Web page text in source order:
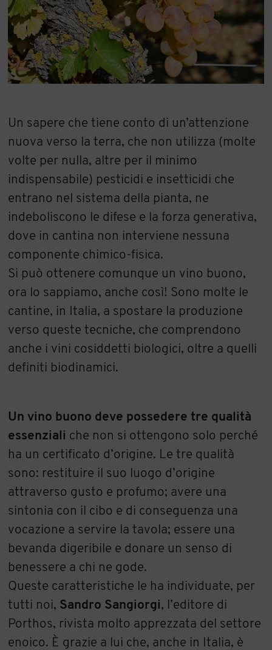
Un sapere che tiene conto di un’attenzione
nuova verso la terra, che non utilizza (molte
volte per nulla, altre per il minimo
indispensabile) pesticidi e insetticidi che
entrano nel sistema della pianta, ne
indeboliscono le difese e la forza generativa,
dove in cantina non interviene nessuna
componente chimico-fisica.
Si può ottenere comunque un vino buono,
ora lo sappiamo, anche così! Sono molte le
cantine, in Italia, a spostare la produzione
verso queste tecniche, che comprendono
anche i vini cosiddetti biologici, oltre a quelli
definiti biodinamici.
Un vino buono deve possedere tre qualità
essenziali che non si ottengono solo perché
ha un certificato d’origine. Le tre qualità
sono: restituire il suo luogo d’origine
attraverso gusto e profumo; avere una
sintonia con il cibo e di conseguenza una
vocazione a servire la tavola; essere una
bevanda digeribile e donare un senso di
benessere a chi ne gode.
Queste caratteristiche le ha individuate, per
tutti noi, Sandro Sangiorgi, l’editore di
Porthos, rivista molto apprezzata del settore
enoico. È grazie a lui che, anche in Italia, è